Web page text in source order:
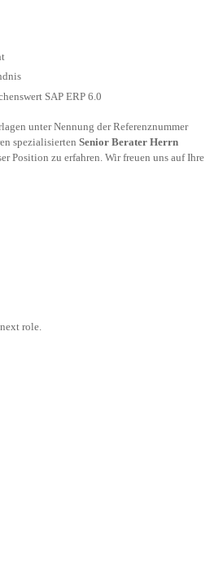
SAP ERP 6.0
unter Nennung der Referenznummer
spezialisierten Senior Berater Herrn
Position zu erfahren. Wir freuen uns auf Ihre
role.